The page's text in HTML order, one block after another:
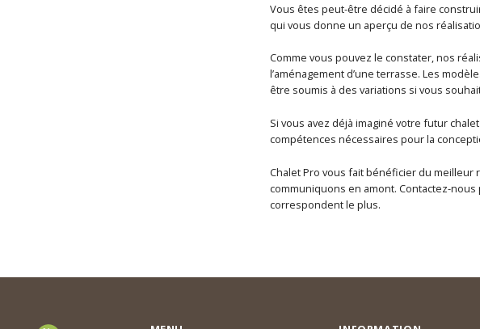
Vous êtes peut-être décidé à faire
qui vous donne un aperçu de nos
Comme vous pouvez le constater, nos
l’aménagement d’une terrasse. Les
être soumis à des variations si vous
Si vous avez déjà imaginé votre futur
compétences nécessaires pour la
Chalet Pro vous fait bénéficier du
communiquons en amont. Contactez-
correspondent le plus.